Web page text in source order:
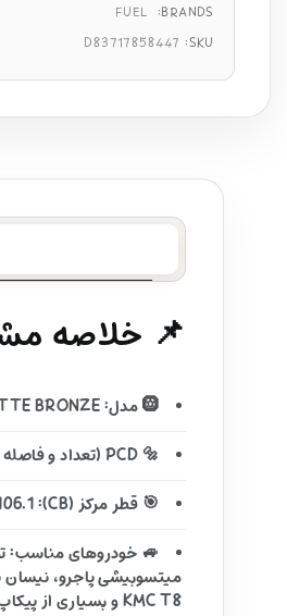
BRANDS:
FUEL
SKU:
D83717858447
📌 خلاصه
🛞 مدل: D837 SLAYER 17X8.5 6X139.7 ET1 CB106.1 MATTE BRONZE
🔩 PCD (تعداد و فاصله پیچ‌ها): 6X139.7
🎯 قطر مرکز (CB): 106.1 میلی‌متر
KMC T8 و بسیاری از پیکاپ‌ها و شاسی‌بلندهای چینی موجود در بازار ایران